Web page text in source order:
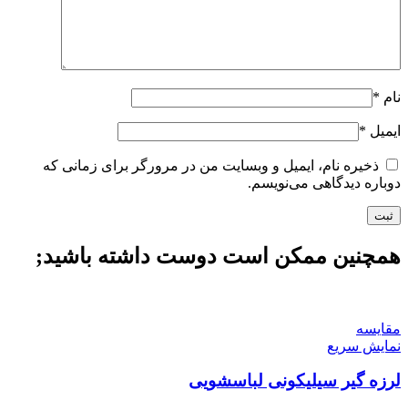
نام *
ایمیل *
ذخیره نام، ایمیل و وبسایت من در مرورگر برای زمانی که
دوباره دیدگاهی می‌نویسم.
همچنین ممکن است دوست داشته باشید;
مقايسه
نمایش سریع
لرزه گیر سیلیکونی لباسشویی